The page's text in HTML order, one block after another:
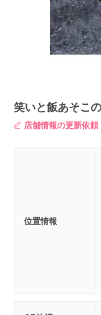
笑いと飯あそこ
店舗情報の更新依頼
位置情報